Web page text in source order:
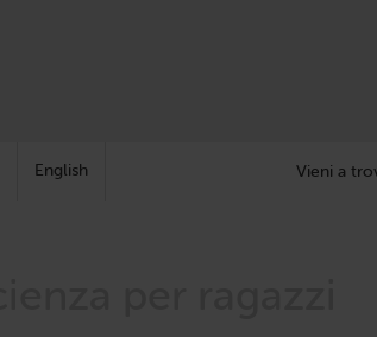
English Vieni a